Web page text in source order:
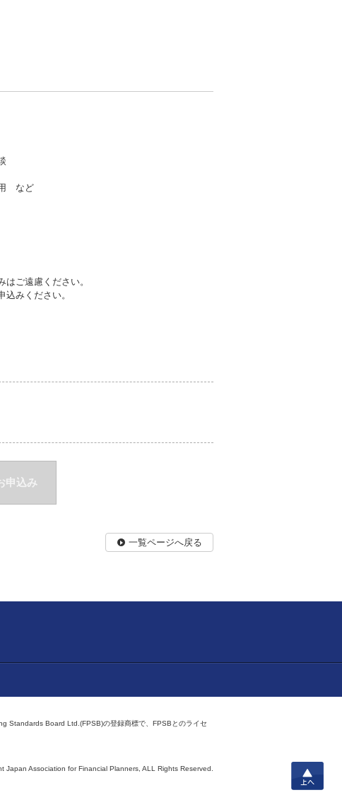
など
ご遠慮ください。
みください。
申込み
一覧ページへ戻る
上へ
Standards Board Ltd.(FPSB)の登録商標で、FPSBとのライセ
Japan Association for Financial Planners, ALL Rights Reserved.